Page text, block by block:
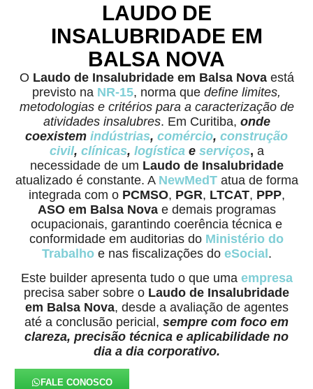
LAUDO DE
INSALUBRIDADE EM
BALSA NOVA
O Laudo de Insalubridade em Balsa Novaestá
previsto na NR-15, norma que define limites,
metodologias e critérios para a caracterização de
atividades insalubres. Em Curitiba, onde
coexistem indústrias, comércio, construção
civil, clínicas, logísticae serviços, a
necessidade de um Laudo de Insalubridade
atualizado é constante. A NewMedT atua de forma
integrada com o PCMSO, PGR, LTCAT, PPP,
ASO em Balsa Novae demais programas
ocupacionais, garantindo coerência técnica e
conformidade em auditorias do Ministério do
Trabalhoe nas fiscalizações do eSocial.
Este builder apresenta tudo o que uma empresa
precisa saber sobre o Laudo de Insalubridade
em Balsa Nova, desde a avaliação de agentes
até a conclusão pericial, sempre com foco em
clareza, precisão técnica e aplicabilidade no
dia a dia corporativo.
FALE CONOSCO